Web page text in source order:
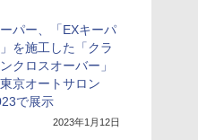
パー、「EXキーパ
を施工した「クラ
クロスオーバー」
京オートサロン
で展示
2023年1月12日